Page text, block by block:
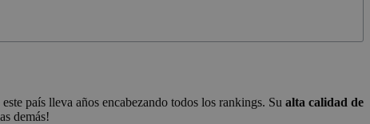
país lleva años encabezando todos los rankings. Su alta calidad de
demás!